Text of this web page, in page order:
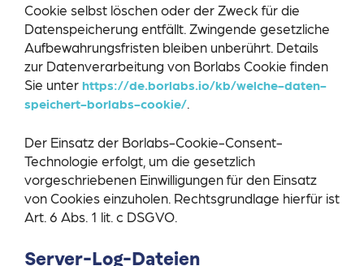
Cookie selbst löschen oder der Zweck für die
Datenspeicherung entfällt. Zwingende gesetzliche
Aufbewahrungsfristen bleiben unberührt. Details
zur Datenverarbeitung von Borlabs Cookie finden
Sie unter https://de.borlabs.io/kb/welche-daten-
speichert-borlabs-cookie/
Der Einsatz der Borlabs-Cookie-Consent-
Technologie erfolgt, um die gesetzlich
vorgeschriebenen Einwilligungen für den Einsatz
von Cookies einzuholen. Rechtsgrundlage hierfür ist
Art. 6 Abs. 1 lit. c DSGVO.
Server-Log-Dateien